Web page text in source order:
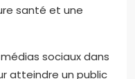
santé et une
sociaux dans
atteindre un public